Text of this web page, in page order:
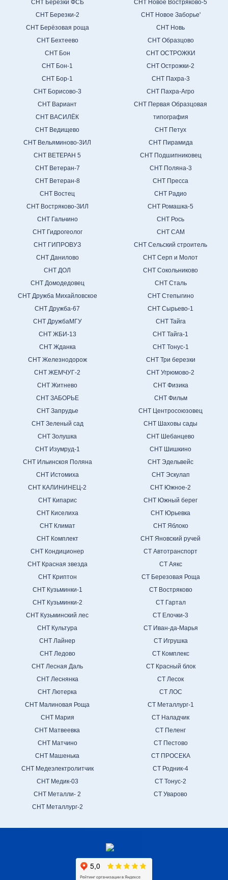
СНТ Березки ФСБ
СНТ Березки-2
СНТ Берёзовая роща
СНТ Бехтеево
СНТ Бон
СНТ Бон-1
СНТ Бор-1
СНТ Борисово-3
СНТ Вариант
СНТ ВАСИЛЁК
СНТ Ведищево
СНТ Вельяминово-3ИЛ
СНТ ВЕТЕРАН 5
СНТ Ветеран-7
СНТ Ветеран-8
СНТ Востец
СНТ Востряково-ЗИЛ
СНТ Гальчино
СНТ Гидрогеолог
СНТ ГИПРОВУЗ
СНТ Данилово
СНТ ДОЛ
СНТ Домодедовец
СНТ Дружба Михайловское
СНТ Дружба-67
СНТ ДружбаМГУ
СНТ ЖБИ-13
СНТ Жданка
СНТ Железнодорож
СНТ ЖЕМЧУГ-2
СНТ Житнево
СНТ ЗАБОРЬЕ
СНТ Запрудье
СНТ Зеленый сад
СНТ Золушка
СНТ Изумруд-1
СНТ Ильинскоя Поляна
СНТ Истомиха
СНТ КАЛИНИНЕЦ-2
СНТ Кипарис
СНТ Киселиха
СНТ Климат
СНТ Комплект
СНТ Кондиционер
СНТ Красная звезда
СНТ Криптон
СНТ Кузьминки-1
СНТ Кузьминки-2
СНТ Кузьминский лес
СНТ Культура
СНТ Лайнер
СНТ Ледово
СНТ Лесная Даль
СНТ Леснянка
СНТ Лютерка
СНТ Малиновая Роща
СНТ Мария
СНТ Матвеевка
СНТ Матчино
СНТ Машенька
СНТ Медеэлектролитчик
СНТ Медик-03
СНТ Металли- 2
СНТ Металлург-2
СНТ Новое Востряково-5
СНТ Новое Заборье'
СНТ Новь
СНТ Образцово
СНТ ОСТРОЖКИ
СНТ Острожки-2
СНТ Пахра-3
СНТ Пахра-Агро
СНТ Первая Образцовая
типография
СНТ Петух
СНТ Пирамида
СНТ Подшипниковец
СНТ Поляна-3
СНТ Пресса
СНТ Радио
СНТ Ромашка-5
СНТ Рось
СНТ САМ
СНТ Сельский строитель
СНТ Серп и Молот
СНТ Сокольниково
СНТ Сталь
СНТ Степыгино
СНТ Сырьево-1
СНТ Тайга
СНТ Тайга-1
СНТ Тонус-1
СНТ Три березки
СНТ Угрюмово-2
СНТ Физика
СНТ Фильм
СНТ Центросоюзовец
СНТ Шаховы сады
СНТ Шебанцево
СНТ Шишкино
СНТ Эдельвейс
СНТ Эскулап
СНТ Южное-2
СНТ Южный берег
СНТ Юрьевка
СНТ Яблоко
СНТ Яновский ручей
СТ Автотранспорт
СТ Аякс
СТ Березовая Роща
СТ Востряково
СТ Гартал
СТ Елочки-3
СТ Иван-да-Марья
СТ Игрушка
СТ Комплекс
СТ Красный блок
СТ Лесок
СТ ЛОС
СТ Металлург-1
СТ Наладчик
СТ Пеленг
СТ Пестово
СТ ПРОСЕКА
СТ Родник-4
СТ Тонус-2
СТ Уварово